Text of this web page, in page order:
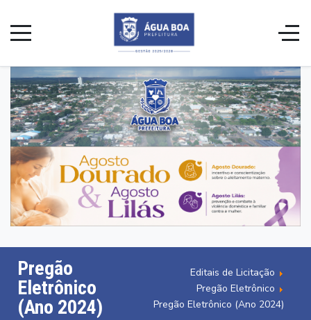
Pregão
Eletrônico
(Ano 2024)
Editais de Licitação
Pregão Eletrônico
Pregão Eletrônico (Ano 2024)